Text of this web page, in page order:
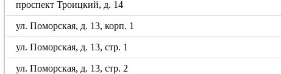
проспект Троицкий, д. 14
ул. Поморская, д. 13, корп. 1
ул. Поморская, д. 13, стр. 1
ул. Поморская, д. 13, стр. 2